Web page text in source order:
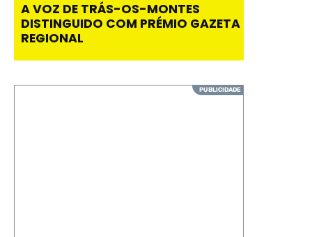
A VOZ DE TRÁS-OS-MONTES
DISTINGUIDO COM PRÉMIO GAZETA
REGIONAL